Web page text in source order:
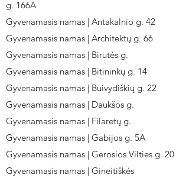
g. 166A
Gyvenamasis namas | Antakalnio g. 42
Gyvenamasis namas | Architektų g. 66
Gyvenamasis namas | Birutės g.
Gyvenamasis namas | Bitininkų g. 14
Gyvenamasis namas | Buivydiškių g. 22
Gyvenamasis namas | Daukšos g.
Gyvenamasis namas | Filaretų g.
Gyvenamasis namas | Gabijos g. 5A
Gyvenamasis namas | Gerosios Vilties g. 20
Gyvenamasis namas | Gineitiškės